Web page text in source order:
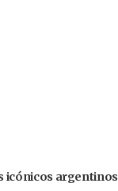
icónicos argentinos